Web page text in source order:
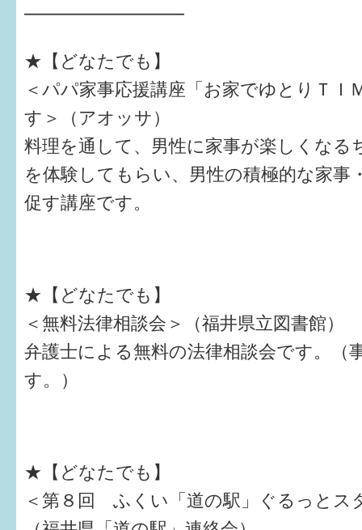
━━━━━━━━━
★【どなたでも】
＜パパ家事応援講座「お家でゆとりＴＩ
す＞（アオッサ）
料理を通して、男性に家事が楽しくなる
を体験してもらい、男性の積極的な家事
促す講座です。
★【どなたでも】
＜無料法律相談会＞（福井県立図書館）
弁護士による無料の法律相談会です。（
す。）
★【どなたでも】
＜第８回 ふくい「道の駅」ぐるっとス